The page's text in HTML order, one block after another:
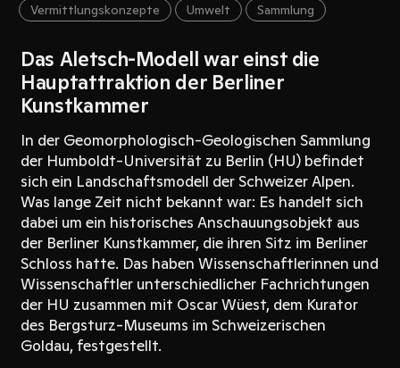
Vermittlungskonzepte Umwelt Sammlung
Das Aletsch-Modell war einst die
Hauptattraktion der Berliner
Kunstkammer
In der Geomorphologisch-Geologischen Sammlung
der Humboldt-Universität zu Berlin (HU) befindet
sich ein Landschaftsmodell der Schweizer Alpen.
Was lange Zeit nicht bekannt war: Es handelt sich
dabei um ein historisches Anschauungsobjekt aus
der Berliner Kunstkammer, die ihren Sitz im Berliner
Schloss hatte. Das haben Wissenschaftlerinnen und
Wissenschaftler unterschiedlicher Fachrichtungen
der HU zusammen mit Oscar Wüest, dem Kurator
des Bergsturz-Museums im Schweizerischen
Goldau, festgestellt.